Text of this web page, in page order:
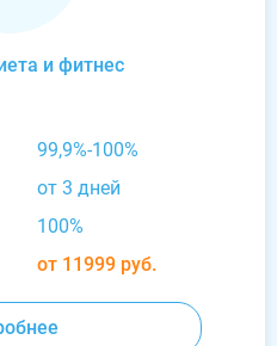
и фитнес
99,9%-100%
от 3 дней
100%
от 11999 руб.